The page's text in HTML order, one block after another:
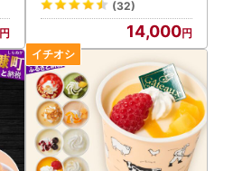
(32)
14,000